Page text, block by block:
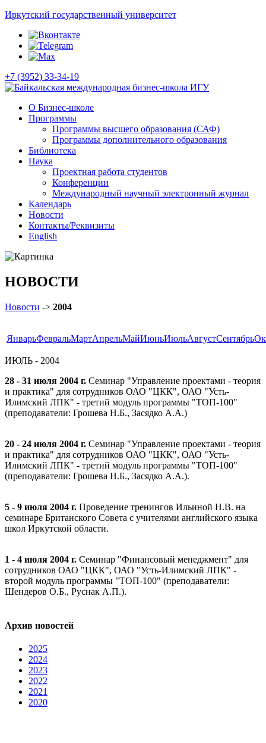
Иркутский государственный университет
+7 (3952) 33-34-19
О Бизнес-школе
Программы
Программы высшего образования (САФ)
Программы дополнительного образования
Библиотека
Наука
Проектная работа студентов
Конференции
Международный научный электронный журнал
Календарь
Новости
Контакты/Реквизиты
English
НОВОСТИ
Новости -> 2004
ЯнварьФевральМартАпрельМайИюньИюльАвгустСентябрь
ИЮЛЬ - 2004
28 - 31 июля 2004 г. Семинар "Управление проектами - теория
и практика" для сотрудников ОАО "ЦКК", ОАО "Усть-
Илимский ЛПК" - третий модуль программы "ТОП-100"
(преподаватели: Грошева Н.Б., Засядко А.А.)
20 - 24 июля 2004 г. Семинар "Управление проектами - теория
и практика" для сотрудников ОАО "ЦКК", ОАО "Усть-
Илимский ЛПК" - третий модуль программы "ТОП-100"
(преподаватели: Грошева Н.Б., Засядко А.А.).
5 - 9 июля 2004 г. Проведение тренингов Ильиной Н.В. на
семинаре Британского Совета с учителями английского языка
школ Иркутской области.
1 - 4 июля 2004 г. Семинар "Финансовый менеджмент" для
сотрудников ОАО "ЦКК", ОАО "Усть-Илимский ЛПК" -
второй модуль программы "ТОП-100" (преподаватели:
Шендеров О.Б., Руснак А.П.).
Архив новостей
2025
2024
2023
2022
2021
2020